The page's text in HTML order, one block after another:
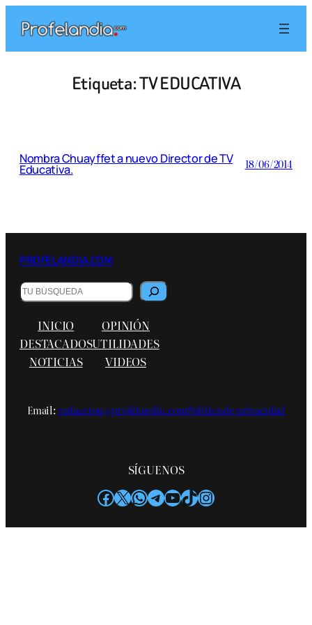
contenido
Etiqueta:TV EDUCATIVA
Nombra Chuayffet a nuevo Director de TV
Educativa. 18/06/2014
PROFELANDIA.COM
Buscar
INICIO
DESTACADOS
NOTICIAS
OPINIÓN
UTILIDADES
VIDEOS
Email:redaccion@profelandia.comPolítica de privacidad
SÍGUENOS
Facebook
X WhatsApp
Telegram
YouTube
TikTok
Instagram